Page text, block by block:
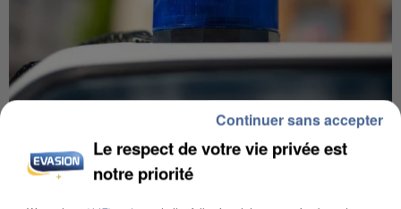
IL TUE SON FILS ET ENVOIE DES PHOTOS À SON
EX-COMPAGNE À NICE
Le respect de votre vie privée est
notre priorité
Continuer sans accepter